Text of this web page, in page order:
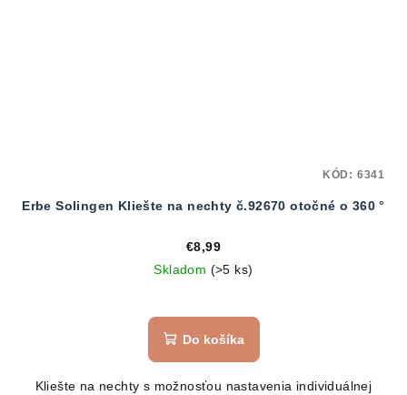
Erbe Solingen Kliešte na nechty č.92670 otočné o 360 °
€8,99
Skladom (>5 ks)
Do košíka
Kliešte na nechty s možnosťou nastavenia individuálnej
KÓD: 6341